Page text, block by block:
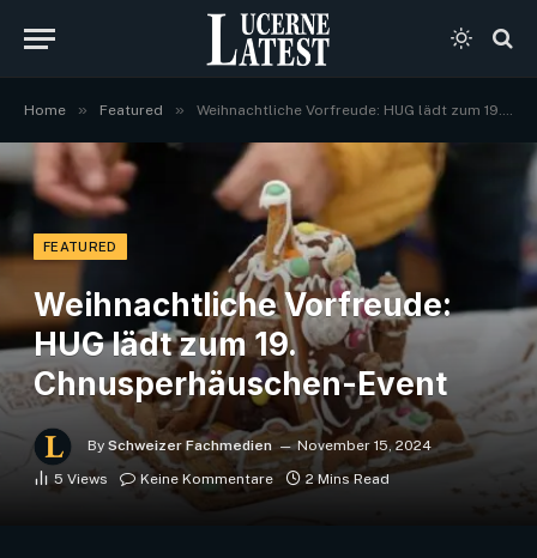
Home » Featured » Weihnachtliche Vorfreude: HUG lädt zum 19. Chnusperhäuschen-Event
FEATURED
Weihnachtliche Vorfreude:
HUG lädt zum 19.
Chnusperhäuschen-Event
By Schweizer Fachmedien
November 15, 2024
5 Views Keine Kommentare 2 Mins Read